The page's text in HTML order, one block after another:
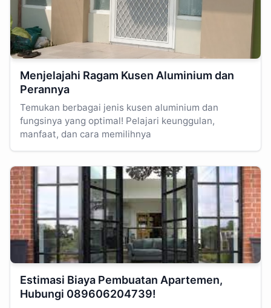
Menjelajahi Ragam Kusen Aluminium dan
Perannya
Temukan berbagai jenis kusen aluminium dan
fungsinya yang optimal! Pelajari keunggulan,
manfaat, dan cara memilihnya
Estimasi Biaya Pembuatan Apartemen,
Hubungi 089606204739!